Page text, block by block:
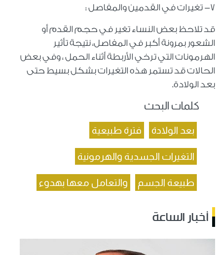
٧- تغيرات في القدمين والمفاصل :
قد تلاحظ بعض النساء تغير في حجم القدم أو
الشعور بمرونة أكبر في المفاصل، نتيجة تأثير
الهرمونات التي ترخي الأربطة أثناء الحمل ، وفي بعض
الحالات قد تستمر هذه التغيرات بشكل بسيط حتى
بعد الولادة.
كلمات البحث
بعد الولادة فترة طبيعية
التغيرات الجسدية والهرمونية
طبيعة الجسم والتعامل معها بهدوء
أخبار الساعة